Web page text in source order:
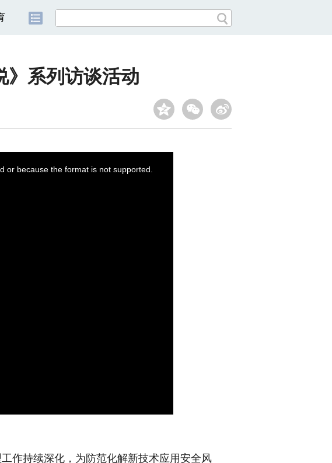
》系列访谈活动
or because the format is not supported.
作持续深化，为防范化解新技术应用安全风